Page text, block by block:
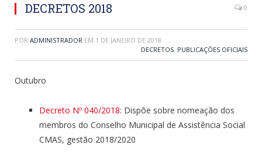
DECRETOS 2018 0
POR ADMINISTRADOR EM 1 DE JANEIRO DE 2018
DECRETOS, PUBLICAÇÕES OFICIAIS
Outubro
Decreto Nº 040/2018: Dispõe sobre nomeação dos
membros do Conselho Municipal de Assistência Social
CMAS, gestão 2018/2020